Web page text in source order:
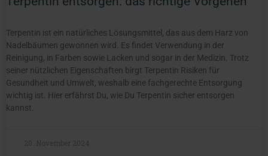
Terpentin ist ein natürliches Lösungsmittel, das aus dem Harz von
Nadelbäumen gewonnen wird. Es findet Verwendung in der
Reinigung, in Farben sowie Lacken und sogar in der Medizin. Trotz
seiner nützlichen Eigenschaften birgt Terpentin Risiken für
Gesundheit und Umwelt, weshalb eine fachgerechte Entsorgung
wichtig ist. Hier erfährst Du, wie Du Terpentin sicher entsorgen
kannst.